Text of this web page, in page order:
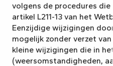
volgens de procedures die
artikel L211-13 van het
Eenzijdige wijzigingen
mogelijk zonder verzet
kleine wijzigingen die in
(weersomstandigheden,